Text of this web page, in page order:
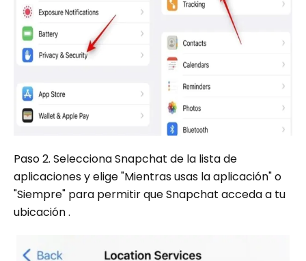
Paso 2. Selecciona Snapchat de la lista de
aplicaciones y elige "Mientras usas la aplicación" o
"Siempre" para permitir que Snapchat acceda a tu
ubicación .